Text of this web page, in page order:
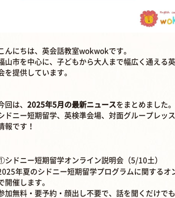
んにちは、英会話教室wokwokです。
山市を中心に、子どもから大人まで幅広く通える
を提供しています。
回は、2025年5月の最新ニュースをまとめました。
ドニー短期留学、英検準会場、対面グループレッ
報です！
シドニー短期留学オンライン説明会（5/10土）
年夏のシドニー短期留学プログラムに関する
開催します。
加無料・要予約・顔出し不要で、話を聞くだけでも